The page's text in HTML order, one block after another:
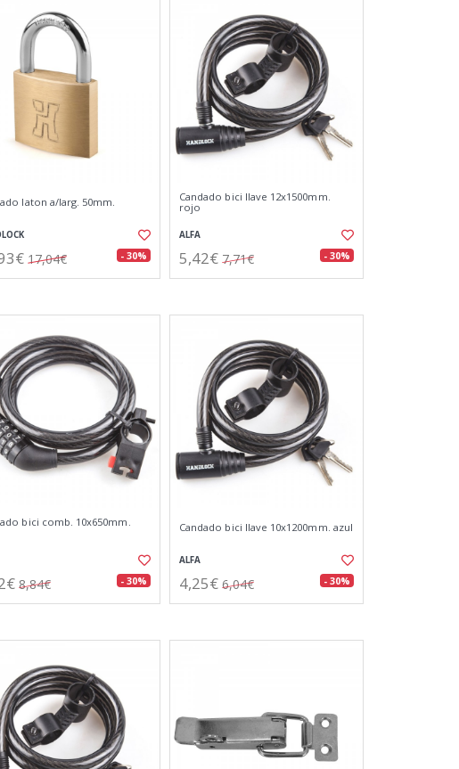
laton a/larg. 50mm.
17,04€ - 30%
Candado bici llave 12x1500mm.
rojo
ALFA
5,42€ 7,71€ - 30%
bici comb. 10x650mm.
8,84€ - 30%
Candado bici llave 10x1200mm. azul
ALFA
4,25€ 6,04€ - 30%